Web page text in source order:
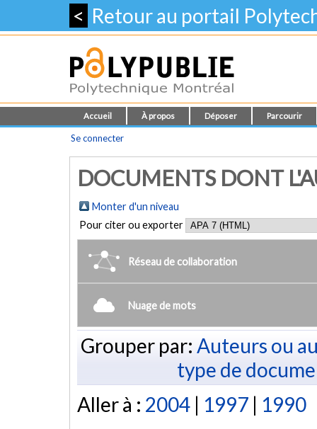
< Retour au portail
Accueil À propos Déposer Parcourir
Se connecter
DOCUMENTS DONT
Monter d'un niveau
Pour citer ou exporter
Réseau de collaboration
Nuage de mots
Grouper par: Auteurs ou
type de
Aller à : 2004 | 1997 | 1990